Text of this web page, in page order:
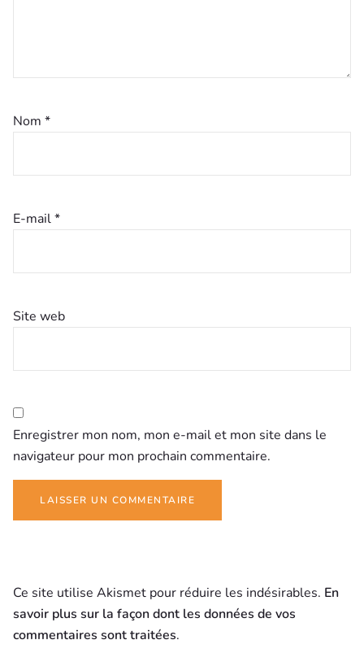
Nom *
E-mail*
Site web
Enregistrer mon nom, mon e-mail et mon site dans le
navigateur pour mon prochain commentaire.
Ce site utilise Akismet pour réduire les indésirables. En
savoir plus sur la façon dont les données de vos
commentaires sont traitées.